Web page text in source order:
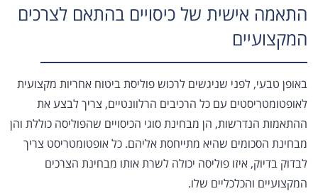
התאמה אישית של כיסויים בהתאם לצרכים
המקצועיים
באופן טבעי, לפני שניגשים לרכוש פוליסת ביטוח אחריות מקצועית
לאופטומטריסטים עם כל הרכיבים הרלוונטיים, צריך לבצע את
ההתאמות הנדרשות, הן מבחינת סוגי הכיסויים שהפוליסה כוללת והן
מבחינת הסכומים שהיא מתייחסת אליהם. כל אופטומטריסט צריך
לבדוק בדיוק, איזו פוליסה יכולה לשרת אותו מבחינת הצרכים
המקצועיים והכלכליים שלו.